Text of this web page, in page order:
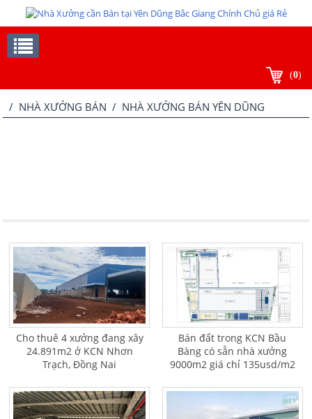
(0)
/ NHÀ XƯỞNG BÁN / NHÀ XƯỞNG BÁN YÊN DŨNG
Cho thuê 4 xưởng đang xây
24.891m2 ở KCN Nhơn
Trạch, Đồng Nai
Bán đất trong KCN Bầu
Bàng có sẵn nhà xưởng
9000m2 giá chỉ 135usd/m2